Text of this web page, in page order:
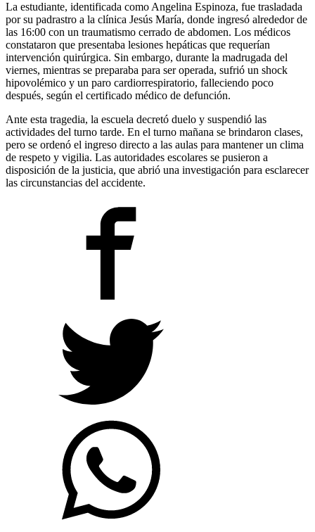
La estudiante, identificada como Angelina Espinoza, fue trasladada
por su padrastro a la clínica Jesús María, donde ingresó alrededor de
las 16:00 con un traumatismo cerrado de abdomen. Los médicos
constataron que presentaba lesiones hepáticas que requerían
intervención quirúrgica. Sin embargo, durante la madrugada del
viernes, mientras se preparaba para ser operada, sufrió un shock
hipovolémico y un paro cardiorrespiratorio, falleciendo poco
después, según el certificado médico de defunción.
Ante esta tragedia, la escuela decretó duelo y suspendió las
actividades del turno tarde. En el turno mañana se brindaron clases,
pero se ordenó el ingreso directo a las aulas para mantener un clima
de respeto y vigilia. Las autoridades escolares se pusieron a
disposición de la justicia, que abrió una investigación para esclarecer
las circunstancias del accidente.